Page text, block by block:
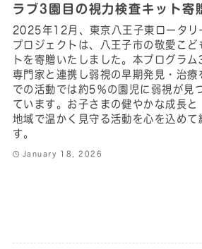
ラブ3園目の視力検査キット寄
2025年12月、東京八王子東ロータリ
プロジェクトは、八王子市の敬愛こど
トを寄贈いたしました。本プログラム
専門家と連携し弱視の早期発見・治療
での活動では約5％の園児に弱視が見
ています。お子さまの健やかな成長と
地域で温かく見守る活動を心を込めて
す。
January 18, 2026